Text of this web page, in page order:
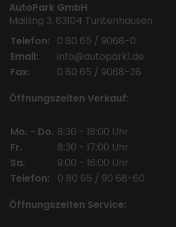
AutoPark GmbH
Mailling 3, 83104 Tuntenhausen
Telefon:
0 80 65 / 9068-0
Email:
info@autopark1.de
Fax:
0 80 65 / 9068-28
Öffnungszeiten Verkauf:
Mo. - Do. 8:30 - 18:00 Uhr
Fr.
8:30 - 17:00 Uhr
Sa.
9:00 - 16:00 Uhr
Telefon:
0 80 65 / 90 68-60
Öffnungszeiten Service: